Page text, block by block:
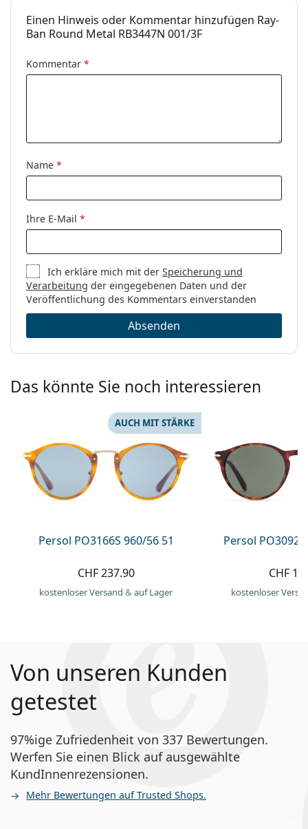
Einen Hinweis oder Kommentar hinzufügen Ray-
Ban Round Metal RB3447N 001/3F
Kommentar *
Name *
Ihre E-Mail *
Ich erkläre mich mit derSpeicherung und
Verarbeitung der eingegebenen Daten und der
Veröffentlichung des Kommentars einverstanden
Absenden
Das könnte Sie noch interessieren
Persol PO3166S 960/56 51
AUCH MIT STÄRKE
CHF 237.90
kostenloser Versand& auf Lager
Persol
CHF
kostenloser
Von unseren Kunden
getestet
97%ige Zufriedenheit von 337 Bewertungen.
Werfen Sie einen Blick auf ausgewählte
KundInnenrezensionen.
Mehr Bewertungen auf Trusted Shops.